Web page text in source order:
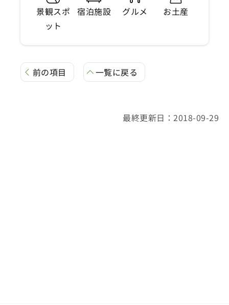
景観スポ
ット
宿泊施設 グルメ お土産
前の項目 一覧に戻る
最終更新日：2018-09-29